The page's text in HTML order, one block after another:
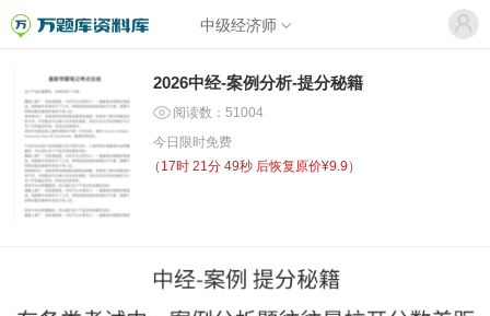
中级经济师
2026中经-案例分析-提分秘籍
阅读数：51004
今日限时免费
（ 17时 21分 49秒 后恢复原价¥9.9）